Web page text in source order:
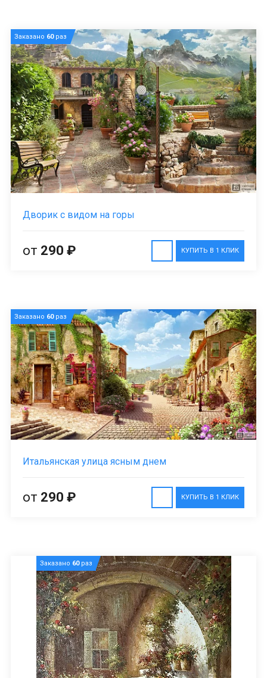
Заказано 60раз
Дворик с видом на горы
КУПИТЬ В 1 КЛИК
от 290 ₽
Заказано 60раз
Итальянская улица ясным днем
КУПИТЬ В 1 КЛИК
от 290 ₽
Заказано 60раз